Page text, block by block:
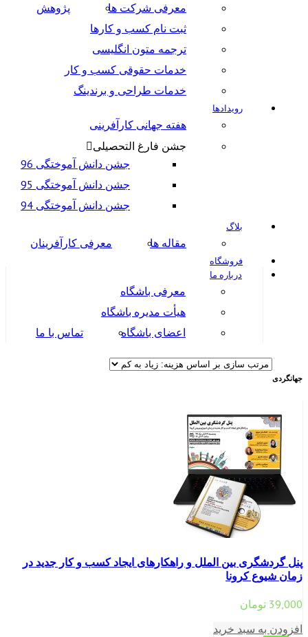
معرفی شرکت ها
پژوهش
ثبت نام کسب و کارها
ترجمه متون انگلیسی
خدمات حقوقی کسب و کار
خدمات طراحی و برندینگ
رویدادها
هفته جهانی کارآفرینی
جشن فارغ التحصیلی
جشن دانش آموختگی 96
جشن دانش آموختگی 95
جشن دانش آموختگی 94
بلاگ
مقاله ها معرفی کارآفرینان
فروشگاه
درباره ما
معرفی باشگاه
هیأت مدیره باشگاه
اعضای باشگاه
تماس با ما
جهانگردی
پنل گردشگری بین الملل و راهکارهای ایجاد کسب و کار جدید در
زمان شیوع کرونا
39,000 تومان
افزودن به سبد خرید